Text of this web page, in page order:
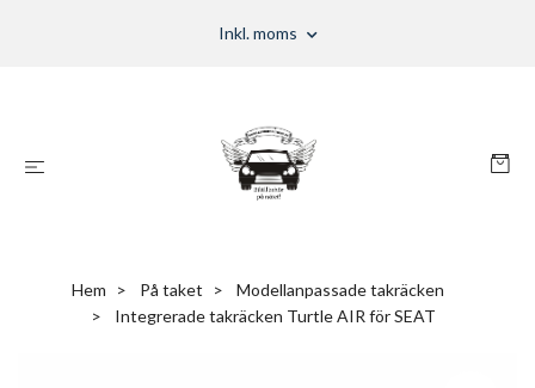
Inkl. moms
Hem På taket
Modellanpassade takräcken
Integrerade takräcken Turtle AIR för SEAT